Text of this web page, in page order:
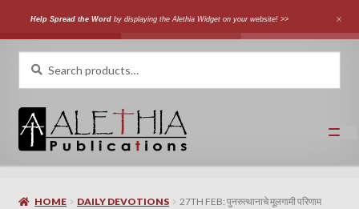
Help Spread the Word by displaying the Alethia Widget on your website! >>
Skip
Skip
for:
HOME DAILY DEVOTIONS 27TH FEB: पुनरुत्थानाचे मूलगामी परिणाम